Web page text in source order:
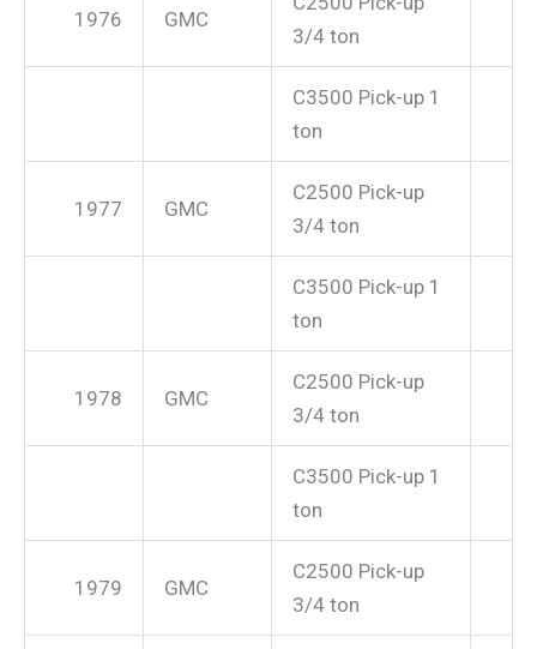
1976 GMC
3/4 ton
C3500 Pick-up 1
ton
1977 GMC
C2500 Pick-up
3/4 ton
C3500 Pick-up 1
ton
1978 GMC
C2500 Pick-up
3/4 ton
C3500 Pick-up 1
ton
1979 GMC
C2500 Pick-up
3/4 ton